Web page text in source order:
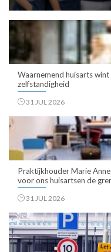
Waarnemend huisarts
zelfstandigheid
31 JUL 2026
Praktijkhouder Marie
voor ons huisartsen de
31 JUL 2026